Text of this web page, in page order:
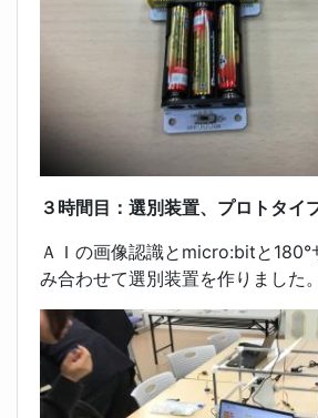
３時間目：選別装置、プロトタイ
ＡＩの画像認識とmicro:bitと180°
み合わせて選別装置を作りました。